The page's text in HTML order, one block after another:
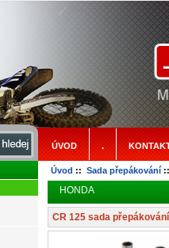
ÚVOD .
Úvod :: Sada přepákování::
HONDA
CR 125 sada